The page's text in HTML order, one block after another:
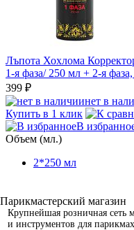
Лъпота Хохлома
1-я фаза/ 250 мл + 2-я
399 ₽
нет в
Купить в 1 клик
В
Объем (мл.)
2*250 мл
Крупнейшая розничная сеть
и инструментов для